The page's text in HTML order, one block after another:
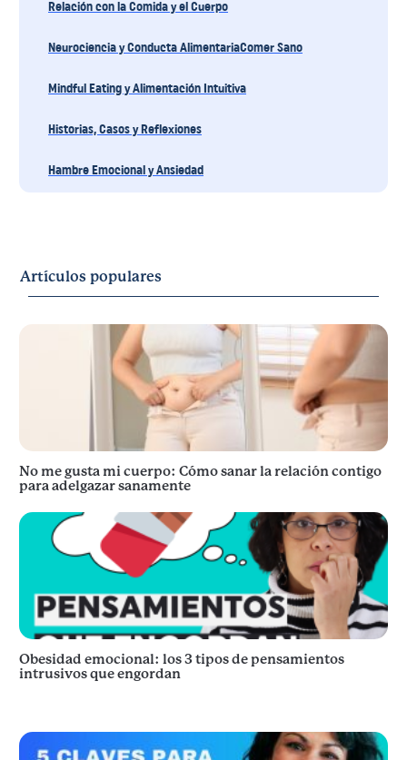
Relación con la Comida y el Cuerpo
Neurociencia y Conducta AlimentariaComer Sano
Mindful Eating y Alimentación Intuitiva
Historias, Casos y Reflexiones
Hambre Emocional y Ansiedad
Artículos populares
No me gusta mi cuerpo: Cómo sanar la relación contigo
para adelgazar sanamente
Obesidad emocional: los 3 tipos de pensamientos
intrusivos que engordan